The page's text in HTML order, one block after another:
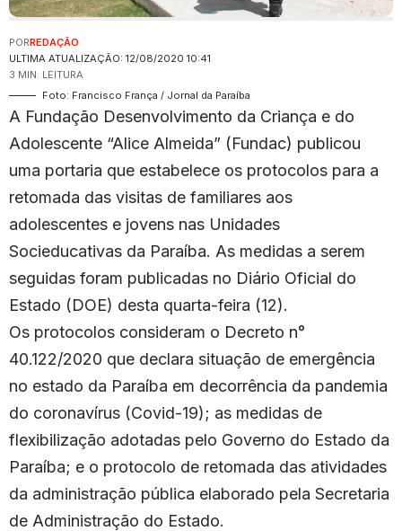
ULTIMA ATUALIZAÇÃO: 12/08/2020 10:41
PORREDAÇÃO
3 MIN. LEITURA
Foto: Francisco França / Jornal da Paraíba
A Fundação Desenvolvimento da Criança e do
Adolescente “Alice Almeida” (Fundac) publicou
uma portaria que estabelece os protocolos para a
retomada das visitas de familiares aos
adolescentes e jovens nas Unidades
Socieducativas da Paraíba. As medidas a serem
seguidas foram publicadas no Diário Oficial do
Estado (DOE) desta quarta-feira (12).
Os protocolos consideram o Decreto n°
40.122/2020 que declara situação de emergência
no estado da Paraíba em decorrência da pandemia
do coronavírus (Covid-19); as medidas de
flexibilização adotadas pelo Governo do Estado da
Paraíba; e o protocolo de retomada das atividades
da administração pública elaborado pela Secretaria
de Administração do Estado.